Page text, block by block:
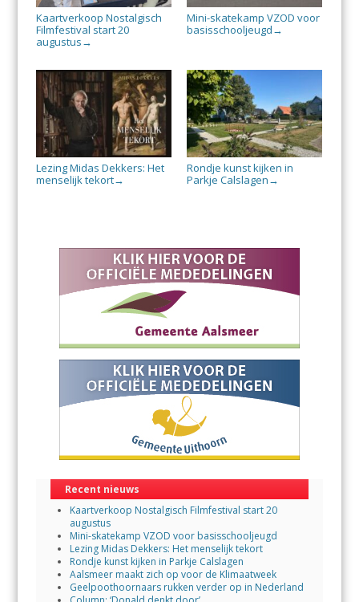
Kaartverkoop Nostalgisch
Filmfestival start 20
augustus →
Mini-skatekamp VZOD voor
basisschooljeugd →
Lezing Midas Dekkers: Het
menselijk tekort→
Rondje kunst kijken in
Parkje Calslagen →
Recent nieuws
Kaartverkoop Nostalgisch Filmfestival start 20
augustus
Mini-skatekamp VZOD voor basisschooljeugd
Lezing Midas Dekkers: Het menselijk tekort
Rondje kunst kijken in Parkje Calslagen
Aalsmeer maakt zich op voor de Klimaatweek
Geelpoothoornaars rukken verder op in Nederland